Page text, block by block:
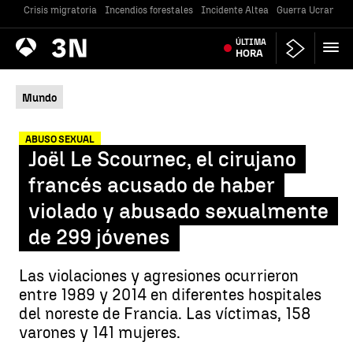
Crisis migratoria Incendios forestales Incidente Altea Guerra Ucrania
Antena
3 Noticias ÚLTIMA
HORA
Mundo
ABUSO SEXUAL
Joël Le Scournec, el cirujano
francés acusado de haber
violado y abusado sexualmente
de 299 jóvenes
Las violaciones y agresiones ocurrieron
entre 1989 y 2014 en diferentes hospitales
del noreste de Francia. Las víctimas, 158
varones y 141 mujeres.